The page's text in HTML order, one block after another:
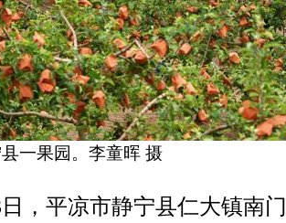
一果园。李童晖 摄
平凉市静宁县仁大镇南